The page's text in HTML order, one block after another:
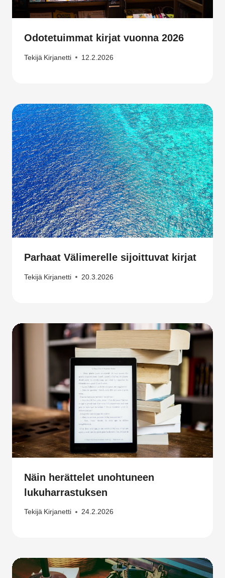
Odotetuimmat kirjat vuonna 2026
Tekijä Kirjanetti 12.2.2026
Parhaat Välimerelle sijoittuvat kirjat
Tekijä Kirjanetti 20.3.2026
Näin herättelet unohtuneen
lukuharrastuksen
Tekijä Kirjanetti 24.2.2026